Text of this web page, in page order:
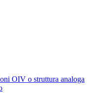
OIV o struttura analoga